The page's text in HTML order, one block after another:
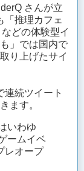
さんが立
「推理カフェ
どの体験型イ
」では国内で
り上げたサイ
連続ツイート
ます。
いわゆ
ームイベ
レオープ